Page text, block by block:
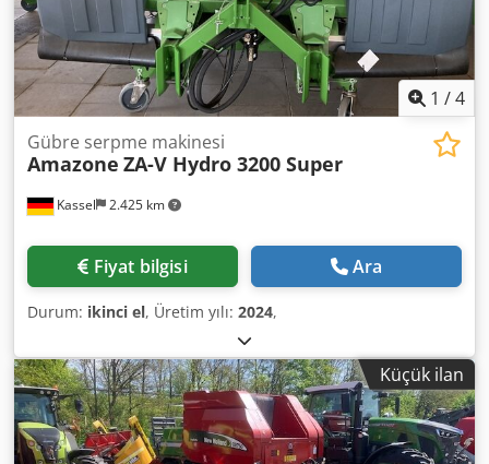
1 /4
Kassel 2.425 km
Gübre serpme makinesi
Amazone ZA-V Hydro 3200 Super
Fiyat bilgisi Ara
Durum: ikinci el, Üretim yılı: 2024,
Küçük ilan